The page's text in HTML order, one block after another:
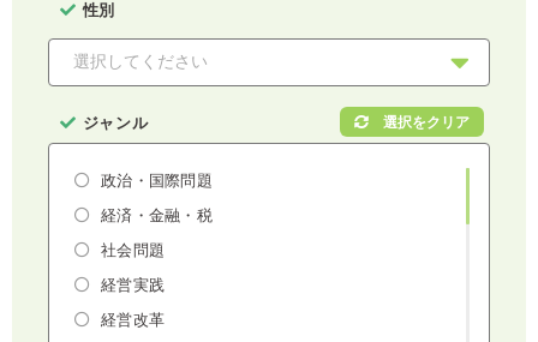
性別
ジャンル
政治・国際問題
経済・金融・税
社会問題
経営実践
経営改革